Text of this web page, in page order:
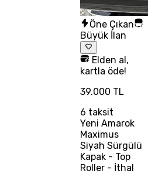
Öne Çıkan
Büyük İlan
Elden al,
kartla öde!
39.000 TL
6 taksit
Yeni Amarok
Maximus
Siyah Sürgülü
Kapak - Top
Roller - İthal